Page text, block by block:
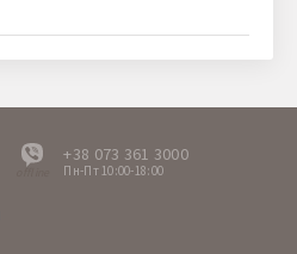
+38 073 361 3000
Пн-Пт 10:00-18:00